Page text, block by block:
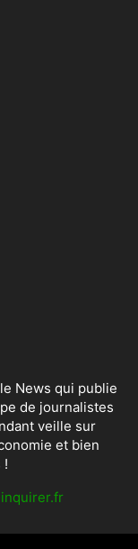
News qui publie
de journalistes
veille sur
et bien
!